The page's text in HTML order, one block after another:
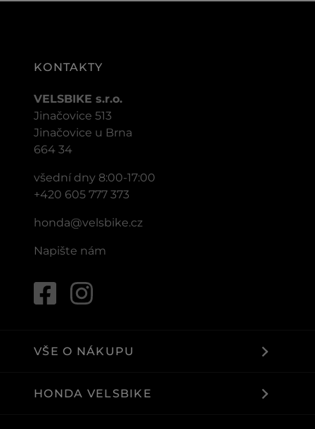
KONTAKTY
VELSBIKE s.r.o.
Jinačovice 513
Jinačovice u Brna
664 34
všední dny 8:00-17:00
+420 605 777 373
honda@velsbike.cz
Napište nám
VŠE O NÁKUPU
HONDA VELSBIKE